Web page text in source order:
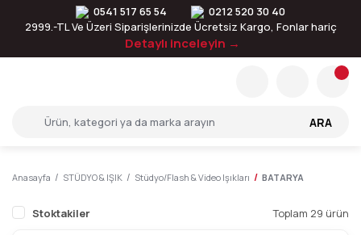
0541 517 65 54
0212 520 30 40
2999.-TL Ve Üzeri Siparişlerinizde Ücretsiz Kargo, Fonlar hariç
Detaylı inceleyin →
ARA
Anasayfa STÜDYO & IŞIK Stüdyo/Flash & Video Işıkları BATARYA
Stoktakiler Toplam 29 ürün